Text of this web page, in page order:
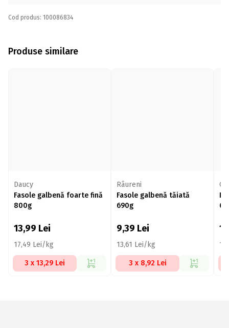
Cod produs: 100086834
Produse similare
Daucy
Fasole galbenă foarte fină
800g
13,99 Lei
17,49 Lei/kg
3 x 13,29 Lei
Râureni
Fasole galbenă tăiată
690g
9,39 Lei
13,61 Lei/kg
3 x 8,92 Lei